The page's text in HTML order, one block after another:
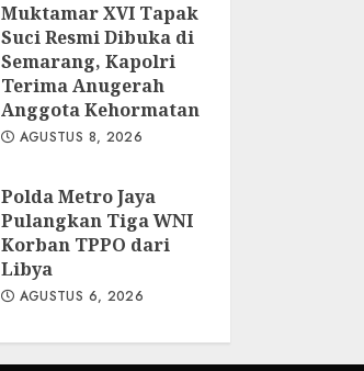
Muktamar XVI Tapak
Suci Resmi Dibuka di
Semarang, Kapolri
Terima Anugerah
Anggota Kehormatan
AGUSTUS 8, 2026
Polda Metro Jaya
Pulangkan Tiga WNI
Korban TPPO dari
Libya
AGUSTUS 6, 2026